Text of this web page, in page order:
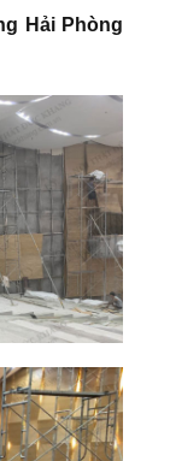
Hải Phòng